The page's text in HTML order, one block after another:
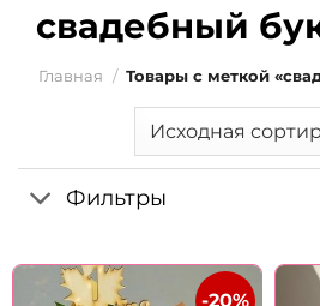
свадебный
Главная / Товары с меткой
Фильтры
-20%